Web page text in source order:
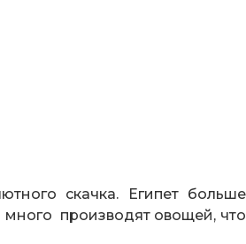
скачка. Египет больше
производят овощей, что